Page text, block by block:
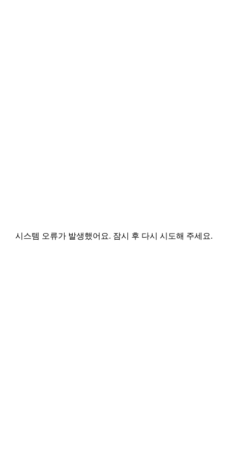
시스템 오류가 발생했어요. 잠시 후 다시 시도해 주세요.